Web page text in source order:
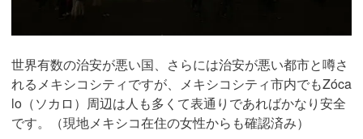
世界有数の治安が悪い国、さらには治安が悪い都市と噂さ
れるメキシコシティですが、メキシコシティ市内でもZóca
lo（ソカロ）周辺は人も多くて表通りであればかなり安全
です。（現地メキシコ在住の女性からも確認済み）